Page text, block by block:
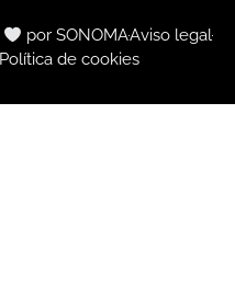
por SONOMAAviso legal
Política de cookies